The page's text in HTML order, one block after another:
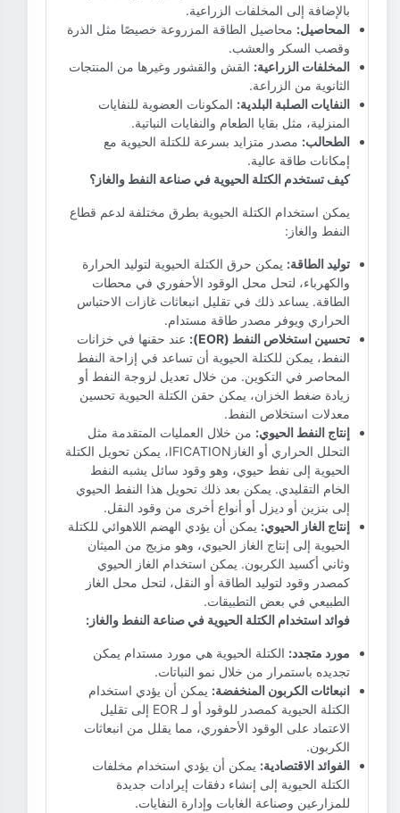
بالإضافة إلى المخلفات الزراعية.
المحاصيل: محاصيل الطاقة المزروعة خصيصًا مثل الذرة
وقصب السكر والعشب.
المخلفات الزراعية: القش والقشور وغيرها من المنتجات
الثانوية من الزراعة.
النفايات الصلبة البلدية: المكونات العضوية للنفايات
المنزلية، مثل بقايا الطعام والنفايات النباتية.
الطحالب: مصدر متزايد بسرعة للكتلة الحيوية مع
إمكانات طاقة عالية.
كيف تستخدم الكتلة الحيوية في صناعة النفط والغاز؟
يمكن استخدام الكتلة الحيوية بطرق مختلفة لدعم قطاع
النفط والغاز:
توليد الطاقة: يمكن حرق الكتلة الحيوية لتوليد الحرارة
والكهرباء، لتحل محل الوقود الأحفوري في محطات
الطاقة. يساعد ذلك في تقليل انبعاثات غازات الاحتباس
الحراري ويوفر مصدر طاقة مستدام.
تحسين استخلاص النفط (EOR):
عند حقنها في خزانات
النفط، يمكن للكتلة الحيوية أن تساعد في إزاحة النفط
المحاصر في التكوين. من خلال تعديل لزوجة النفط أو
زيادة ضغط الخزان، يمكن حقن الكتلة الحيوية تحسين
معدلات استخلاص النفط.
إنتاج النفط الحيوي: من خلال العمليات المتقدمة مثل
التحلل الحراري أو الغازIFICATION، يمكن تحويل الكتلة
الحيوية إلى نفط حيوي، وهو وقود سائل يشبه النفط
الخام التقليدي. يمكن بعد ذلك تحويل هذا النفط الحيوي
إلى بنزين أو ديزل أو أنواع أخرى من وقود النقل.
إنتاج الغاز الحيوي: يمكن أن يؤدي الهضم اللاهوائي للكتلة
الحيوية إلى إنتاج الغاز الحيوي، وهو مزيج من الميثان
وثاني أكسيد الكربون. يمكن استخدام الغاز الحيوي
كمصدر وقود لتوليد الطاقة أو النقل، لتحل محل الغاز
الطبيعي في بعض التطبيقات.
فوائد استخدام الكتلة الحيوية في صناعة النفط والغاز:
مورد متجدد: الكتلة الحيوية هي مورد مستدام يمكن
تجديده باستمرار من خلال نمو النباتات.
انبعاثات الكربون المنخفضة: يمكن أن يؤدي استخدام
الكتلة الحيوية كمصدر للوقود أو لـ EOR إلى تقليل
الاعتماد على الوقود الأحفوري، مما يقلل من انبعاثات
الكربون.
الفوائد الاقتصادية: يمكن أن يؤدي استخدام مخلفات
الكتلة الحيوية إلى إنشاء دفقات إيرادات جديدة
للمزارعين وصناعة الغابات وإدارة النفايات.